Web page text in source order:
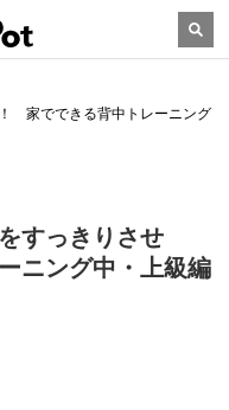
家でできる背中トレーニング
すっきりさせ
ニング中・上級編